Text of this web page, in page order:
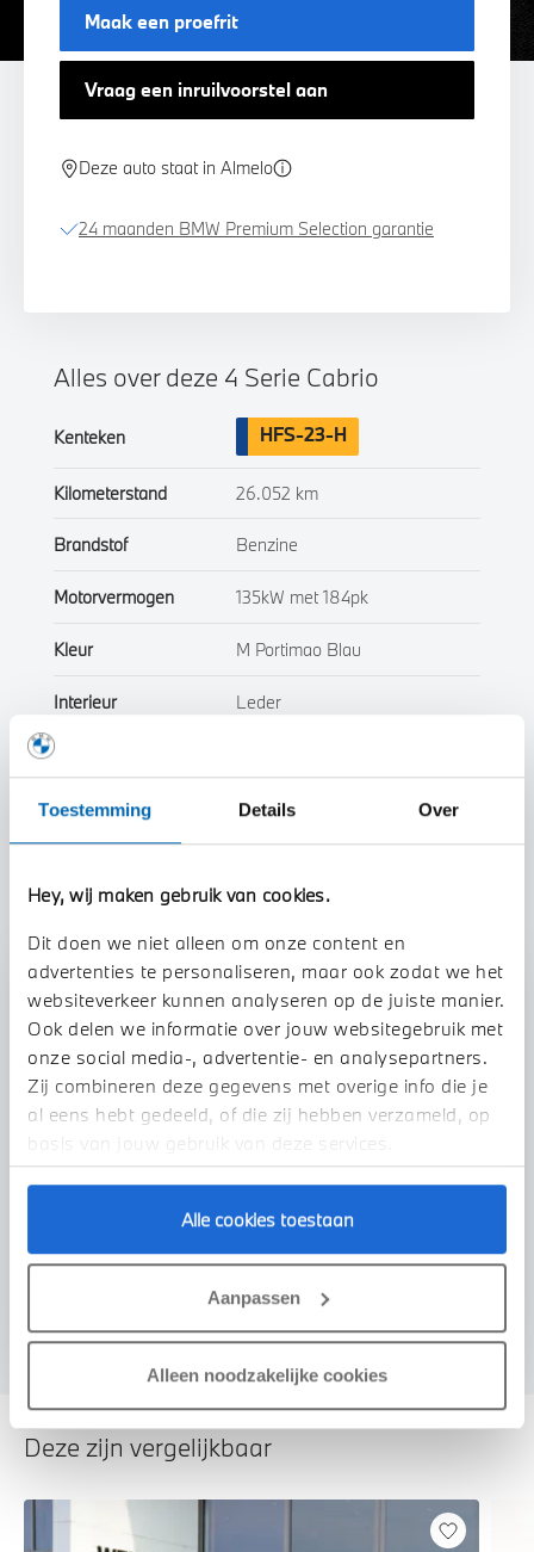
Toestemming Details Over
Hey, wij maken gebruik van cookies.
Dit doen we niet alleen om onze content en
advertenties te personaliseren, maar ook zodat we het
websiteverkeer kunnen analyseren op de juiste manier.
Ook delen we informatie over jouw websitegebruik met
onze social media-, advertentie- en analysepartners.
Zij combineren deze gegevens met overige info die je
al eens hebt gedeeld, of die zij hebben verzameld, op
basis van jouw gebruik van deze services.
Alle cookies toestaan
Aanpassen
Alleen noodzakelijke cookies
Maak een proefrit
Vraag een inruilvoorstel aan
Deze auto staat in Almelo
24 maanden BMW Premium Selection garantie
Stap 1 van 3
Uw auto inruilen?
Voorstel aanvragen
Alles over deze 4 Serie Cabrio
Kenteken HFS-23-H
Kilometerstand 26.052 km
Brandstof Benzine
Motorvermogen 135kW met 184pk
Kleur M Portimao Blau
Interieur Leder
Btw/Marge
Toon alle eigenschappen
Deze zijn vergelijkbaar